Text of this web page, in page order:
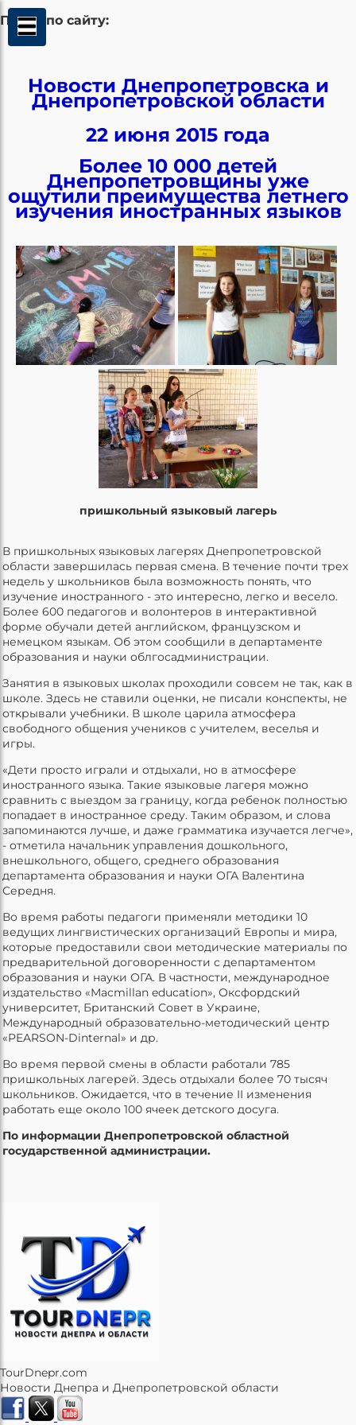
Поиск по сайту:
Новости Днепропетровска и
Днепропетровской области
22 июня 2015 года
Более 10 000 детей
Днепропетровщины уже
ощутили преимущества летнего
изучения иностранных языков
пришкольный языковый лагерь
В пришкольных языковых лагерях Днепропетровской
области завершилась первая смена. В течение почти трех
недель у школьников была возможность понять, что
изучение иностранного - это интересно, легко и весело.
Более 600 педагогов и волонтеров в интерактивной
форме обучали детей английском, французском и
немецком языкам. Об этом сообщили в департаменте
образования и науки облгосадминистрации.
Занятия в языковых школах проходили совсем не так, как в
школе. Здесь не ставили оценки, не писали конспекты, не
открывали учебники. В школе царила атмосфера
свободного общения учеников с учителем, веселья и
игры.
«Дети просто играли и отдыхали, но в атмосфере
иностранного языка. Такие языковые лагеря можно
сравнить с выездом за границу, когда ребенок полностью
попадает в иностранное среду. Таким образом, и слова
запоминаются лучше, и даже грамматика изучается легче»,
- отметила начальник управления дошкольного,
внешкольного, общего, среднего образования
департамента образования и науки ОГА Валентина
Середня.
Во время работы педагоги применяли методики 10
ведущих лингвистических организаций Европы и мира,
которые предоставили свои методические материалы по
предварительной договоренности с департаментом
образования и науки ОГА. В частности, международное
издательство «Мacmillan education», Оксфордский
университет, Британский Совет в Украине,
Международный образовательно-методический центр
«PEARSON-Dinternal» и др.
Во время первой смены в области работали 785
пришкольных лагерей. Здесь отдыхали более 70 тысяч
школьников. Ожидается, что в течение II изменения
работать еще около 100 ячеек детского досуга.
По информации Днепропетровской областной
государственной администрации.
TourDnepr.com
Новости Днепра и Днепропетровской области